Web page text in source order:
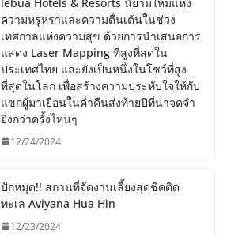
ความหรูหราและความตื่นเต้นในช่วง
เทศกาลแห่งความสุข ด้วยการนำเสนอการ
แสดง Laser Mapping ที่สูงที่สุดใน
ประเทศไทย และยังเป็นหนึ่งในโชว์ที่สูง
ที่สุดในโลก เพื่อสร้างความประทับใจให้กับ
แขกผู้มาเยือนในค่ำคืนส่งท้ายปีที่น่าจดจำ
ยิ่งกว่าครั้งไหนๆ
12/24/2024
ปักหมุด!! สถานที่จัดงานเลี้ยงสุดชิคติด
ทะเล Aviyana Hua Hin
12/23/2024